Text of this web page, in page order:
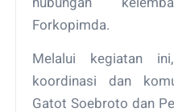
Forkopimda.
Melalui kegiatan
koordinasi dan
Gatot Soebroto dan